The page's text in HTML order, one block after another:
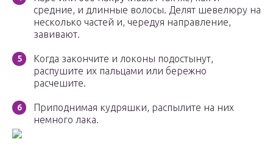
средние, и длинные волосы. Делят шевелюру на
несколько частей и, чередуя направление,
завивают.
Когда закончите и локоны подостынут,
распушите их пальцами или бережно
расчешите.
Приподнимая кудряшки, распылите на них
немного лака.